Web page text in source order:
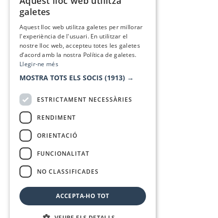
galetes
Aquest lloc web utilitza galetes per millorar
l'experiència de l'usuari. En utilitzar el
nostre lloc web, accepteu totes les galetes
d’acord amb la nostra Política de galetes.
Llegir-ne més
MOSTRA TOTS ELS SOCIS (1913) →
ESTRICTAMENT NECESSÀRIES
RENDIMENT
ORIENTACIÓ
FUNCIONALITAT
NO CLASSIFICADES
ACCEPTA-HO TOT